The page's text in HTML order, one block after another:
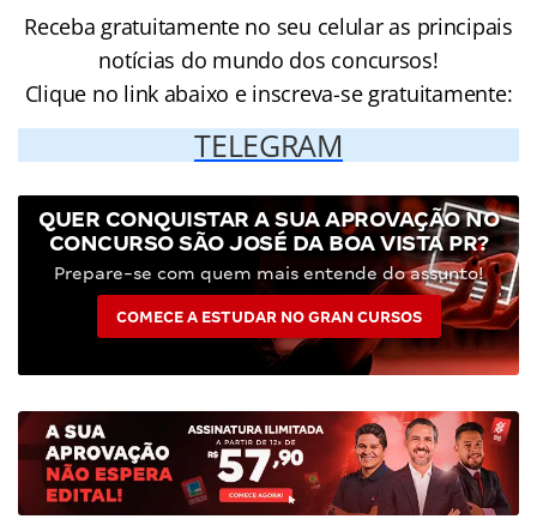
Receba gratuitamente no seu celular as principais
notícias do mundo dos concursos!
Clique no link abaixo e inscreva-se gratuitamente:
TELEGRAM
QUER CONQUISTAR A SUA APROVAÇÃO NO
CONCURSO SÃO JOSÉ DA BOA VISTA PR?
Prepare-se com quem mais entende do assunto!
COMECE A ESTUDAR NO GRAN CURSOS